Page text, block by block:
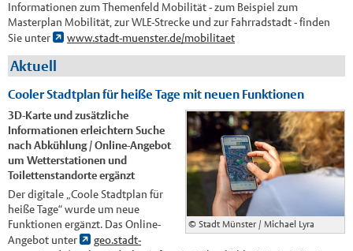
Informationen zum Themenfeld Mobilität - zum Beispiel zum
Masterplan Mobilität, zur WLE-Strecke und zur Fahrradstadt - finden
Sie unter
www.stadt-muenster.de/mobilitaet
Aktuell
Cooler Stadtplan für heiße Tage mit neuen Funktionen
© Stadt Münster / Michael Lyra
3D-Karte und zusätzliche
Informationen erleichtern Suche
nach Abkühlung / Online-Angebot
um Wetterstationen und
Toilettenstandorte ergänzt
Der digitale „Coole Stadtplan für
heiße Tage“ wurde um neue
Funktionen ergänzt. Das Online-
Angebot unter
geo.stadt-